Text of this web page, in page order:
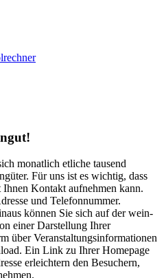
monatlich etliche tausend
Für uns ist es wichtig, dass
Kontakt aufnehmen kann.
und Telefonnummer.
können Sie sich auf der wein-
einer Darstellung Ihrer
über Veranstaltungsinformationen
Ein Link zu Ihrer Homepage
erleichtern den Besuchern,